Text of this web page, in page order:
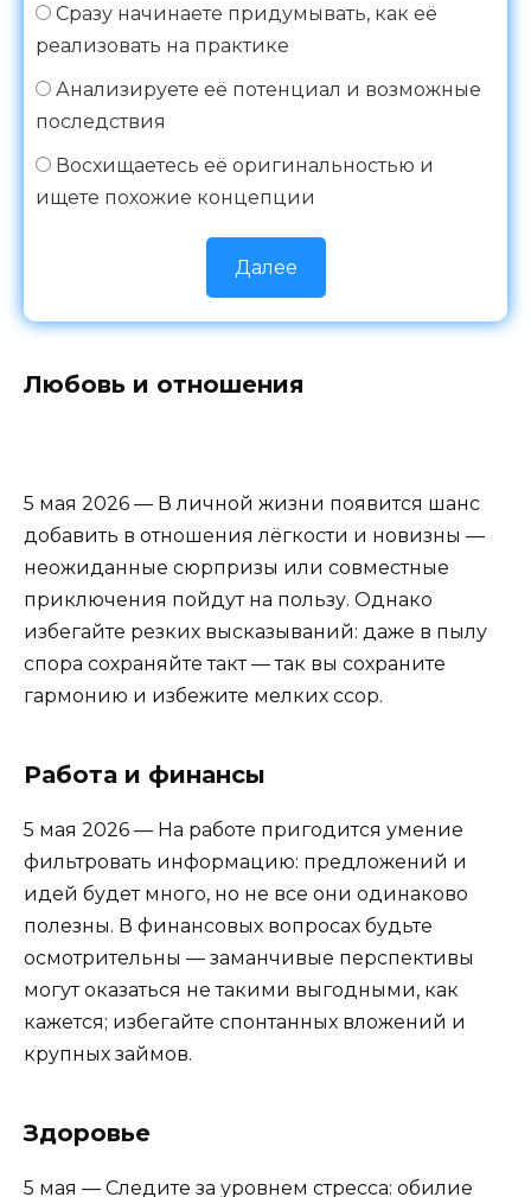
Сразу начинаете придумывать, как её
реализовать на практике
Анализируете её потенциал и возможные
последствия
Восхищаетесь её оригинальностью и
ищете похожие концепции
Далее
Любовь и отношения
5 мая 2026 — В личной жизни появится шанс
добавить в отношения лёгкости и новизны —
неожиданные сюрпризы или совместные
приключения пойдут на пользу. Однако
избегайте резких высказываний: даже в пылу
спора сохраняйте такт — так вы сохраните
гармонию и избежите мелких ссор.
Работа и финансы
5 мая 2026 — На работе пригодится умение
фильтровать информацию: предложений и
идей будет много, но не все они одинаково
полезны. В финансовых вопросах будьте
осмотрительны — заманчивые перспективы
могут оказаться не такими выгодными, как
кажется; избегайте спонтанных вложений и
крупных займов.
Здоровье
5 мая — Следите за уровнем стресса: обилие